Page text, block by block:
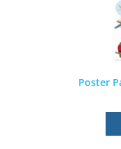
Poster